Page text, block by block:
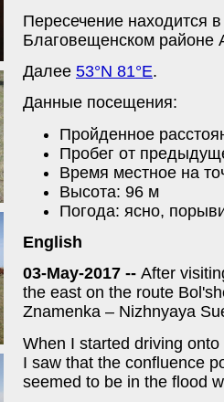
Пересечение находится
Благовещенском районе
Далее 53°N 81°E.
Данные посещения:
Пройденное
Пробег от
Время местное на
Высота: 96 м
Погода: ясно,
English
03-May-2017 -- After
the east on the route
Znamenka – Nizhnyaya
When I started driving
I saw that the confluence
seemed to be in the flood